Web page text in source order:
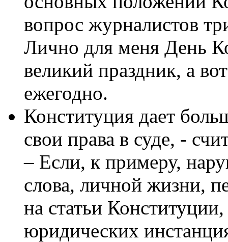
вопрос журналистов
Лично для меня День
великий праздник, а
ежегодно.
Конституция дает
свои права в суде, -
– Если, к примеру,
слова, личной жизни,
на статьи
юридических